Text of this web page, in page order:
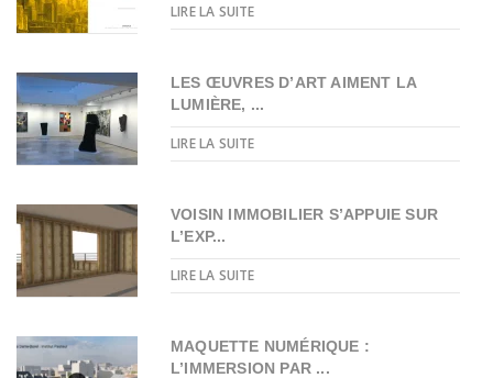
LIRE LA SUITE
LES ŒUVRES D’ART AIMENT LA
LUMIÈRE, ...
LIRE LA SUITE
VOISIN IMMOBILIER S’APPUIE SUR
L’EXP...
LIRE LA SUITE
MAQUETTE NUMÉRIQUE :
L’IMMERSION PAR ...